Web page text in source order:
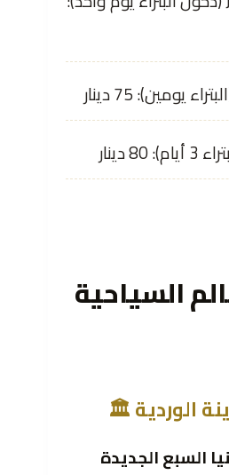
السياحية
السبع الجديدة